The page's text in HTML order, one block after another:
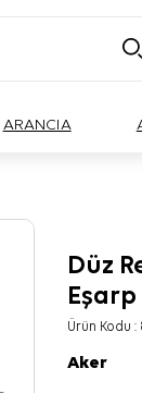
ARANCIA
Düz
Eşarp
Ürün Kodu :
Aker